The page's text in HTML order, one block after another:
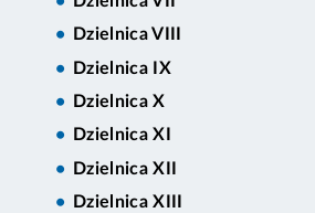
Dzielnica VIII
Dzielnica IX
Dzielnica X
Dzielnica XI
Dzielnica XII
Dzielnica XIII